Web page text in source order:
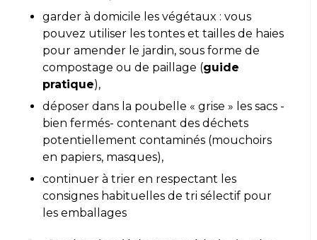
garder à domicile les végétaux : vous
pouvez utiliser les tontes et tailles de haies
pour amender le jardin, sous forme de
compostage ou de paillage (guide
pratique),
déposer dans la poubelle « grise » les sacs -
bien fermés- contenant des déchets
potentiellement contaminés (mouchoirs
en papiers, masques),
continuer à trier en respectant les
consignes habituelles de tri sélectif pour
les emballages